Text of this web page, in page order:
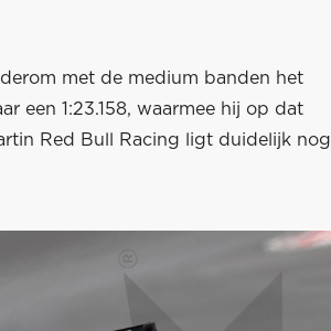
met de medium banden het
een 1:23.158, waarmee hij op dat
Red Bull Racing ligt duidelijk nog